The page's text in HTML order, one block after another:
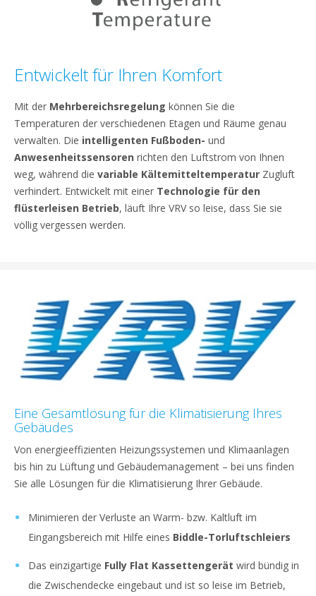
Entwickelt für Ihren Komfort
Mit der Mehrbereichsregelung können Sie die
Temperaturen der verschiedenen Etagen und Räume genau
verwalten. Die intelligenten Fußboden- und
Anwesenheitssensoren richten den Luftstrom von Ihnen
weg, während die variable Kältemitteltemperatur Zugluft
verhindert. Entwickelt mit einer Technologie für den
flüsterleisen Betrieb, läuft Ihre VRV so leise, dass Sie sie
völlig vergessen werden.
Eine Gesamtlösung für die Klimatisierung Ihres
Gebäudes
Von energieeffizienten Heizungssystemen und Klimaanlagen
bis hin zu Lüftung und Gebäudemanagement – bei uns finden
Sie alle Lösungen für die Klimatisierung Ihrer Gebäude.
Minimieren der Verluste an Warm- bzw. Kaltluft im
Eingangsbereich mit Hilfe eines Biddle-Torluftschleiers
Das einzigartige Fully Flat Kassettengerät wird bündig in
die Zwischendecke eingebaut und ist so leise im Betrieb,